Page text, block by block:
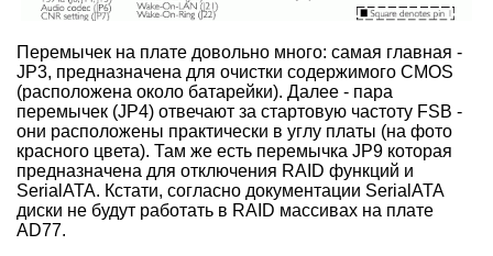
Перемычек на плате довольно много: самая главная -
JP3, предназначена для очистки содержимого CMOS
(расположена около батарейки). Далее - пара
перемычек (JP4) отвечают за стартовую частоту FSB -
они расположены практически в углу платы (на фото
красного цвета). Там же есть перемычка JP9 которая
предназначена для отключения RAID функций и
SerialATA. Кстати, согласно документации SerialATA
диски не будут работать в RAID массивах на плате
AD77.